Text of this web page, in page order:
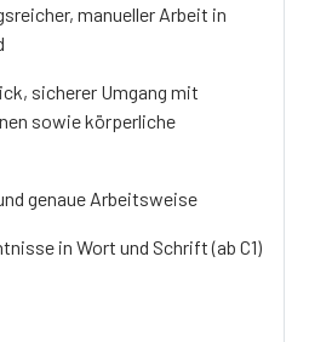
manueller Arbeit in
sicherer Umgang mit
sowie körperliche
genaue Arbeitsweise
in Wort und Schrift (ab C1)